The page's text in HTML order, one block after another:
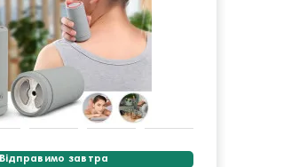
Відправимо завтра